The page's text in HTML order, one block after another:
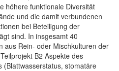
höhere funktionale Diversität
und die damit verbundenen
bei Beteiligung der
sind. In insgesamt 40
aus Rein- oder Mischkulturen der
B2 Aspekte des
(Blattwasserstatus, stomatäre